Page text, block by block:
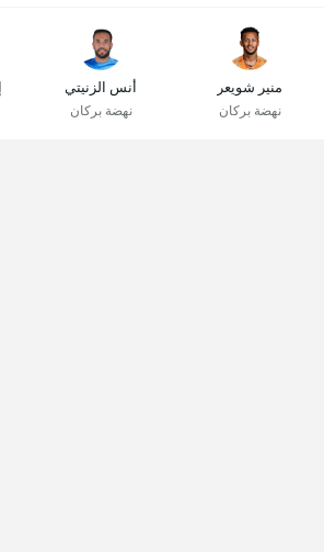
منير شويعر
نهضة بركان
أنس الزنيتي
نهضة بركان